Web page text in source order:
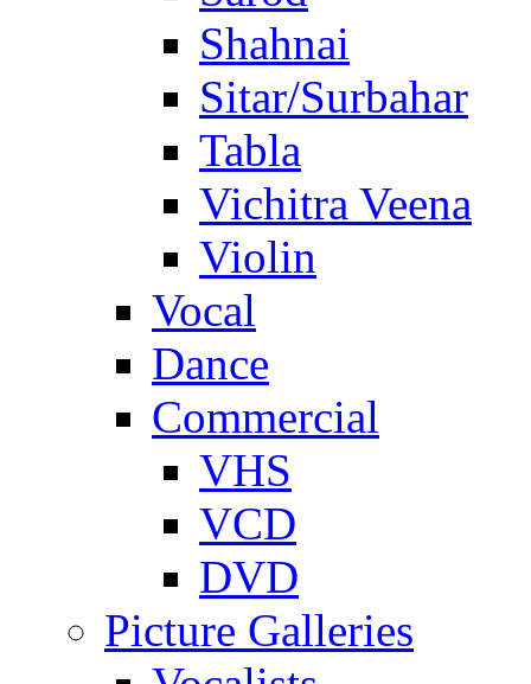
Shahnai
Sitar/Surbahar
Tabla
Vichitra Veena
Violin
Vocal
Dance
Commercial
VHS
VCD
DVD
Picture Galleries